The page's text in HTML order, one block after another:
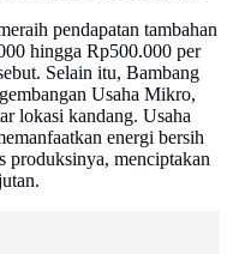
pendapatan tambahan
hingga Rp500.000 per
Selain itu, Bambang
Usaha Mikro,
lokasi kandang. Usaha
energi bersih
produksinya, menciptakan